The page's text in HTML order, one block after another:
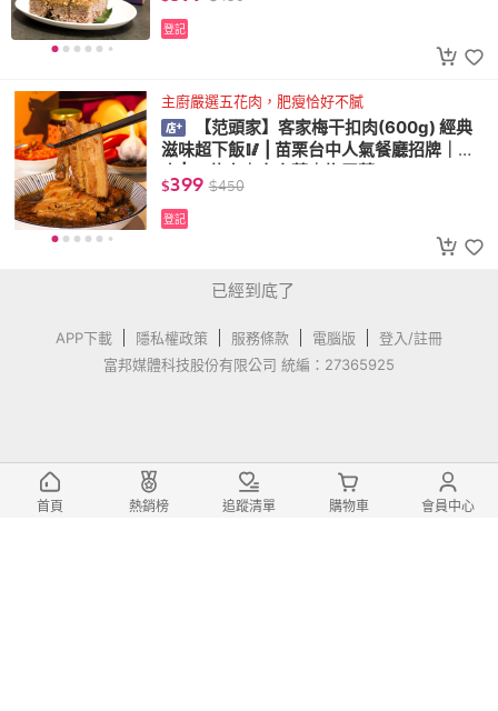
登記
主廚嚴選五花肉，肥瘦恰好不膩
【范頭家】客家梅干扣肉(600g) 經典
滋味超下飯🥢 | 苗栗台中人氣餐廳招牌｜控
肉 | 五花肉｜客家菜｜梅干菜
$399 $450
登記
已經到底了
APP下載 隱私權政策 服務條款 電腦版
登入/註冊
富邦媒體科技股份有限公司 統編：27365925
首頁 熱銷榜 追蹤清單 購物車 會員中心